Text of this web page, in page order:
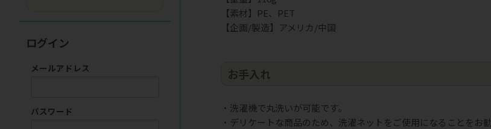
【素材】PE、PET
【企画/製造】アメリカ/中国
お手入れ
・洗濯機で丸洗いが可能です。
・デリケートな商品のため、洗濯ネットをご使用になることをお勧
ログイン
メールアドレス
パスワード